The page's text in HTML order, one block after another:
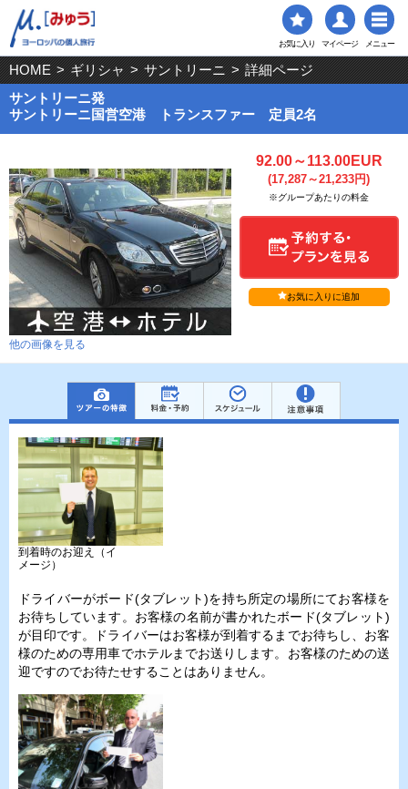
お気に入り マイページ メニュー
HOME > ギリシャ > サントリーニ > 詳細ページ
サントリーニ発
サントリーニ国営空港 トランスファー 定員2名
他の画像を見る
92.00～113.00EUR
(17,287～21,233円)
※グループあたりの料金
お気に入りに追加
到着時のお迎え（イ
メージ）
ドライバーがボード(タブレット)を持ち所定の場所にてお客様を
お待ちしています。お客様の名前が書かれたボード(タブレット)
が目印です。ドライバーはお客様が到着するまでお待ちし、お客
様のための専用車でホテルまでお送りします。お客様のための送
迎ですのでお待たせすることはありません。